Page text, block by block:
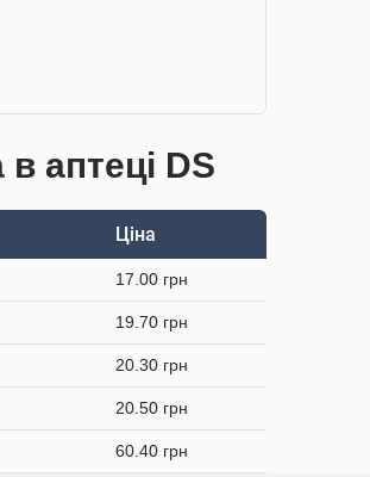
аптеці DS
Ціна
17.00 грн
19.70 грн
20.30 грн
20.50 грн
60.40 грн